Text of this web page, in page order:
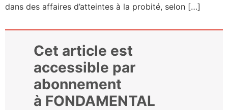
dans des affaires d’atteintes à la pro­bi­té, selon […]
Cet article est
accessible par
abonnement
à FONDAMENTAL